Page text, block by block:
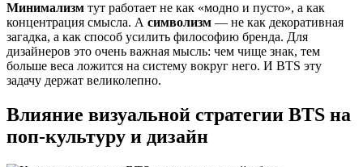
Минимализм тут работает не как «модно и пусто», а как
концентрация смысла. А символизм — не как декоративная
загадка, а как способ усилить философию бренда. Для
дизайнеров это очень важная мысль: чем чище знак, тем
больше веса ложится на систему вокруг него. И BTS эту
задачу держат великолепно.
Влияние визуальной стратегии BTS на
поп-культуру и дизайн